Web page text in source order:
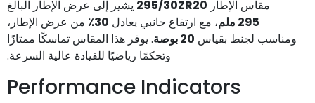
مقاس الإطار 295/30ZR20 يشير إلى عرض الإطار البالغ
295 ملم
، مع ارتفاع جانبي يعادل 30٪
من عرض الإطار،
ومناسب لجنط بقياس 20 بوصة
. يوفر هذا المقاس تماسكًا ممتازًا
وتحكمًا رياضيًا للقيادة عالية السرعة.
Performance Indicators